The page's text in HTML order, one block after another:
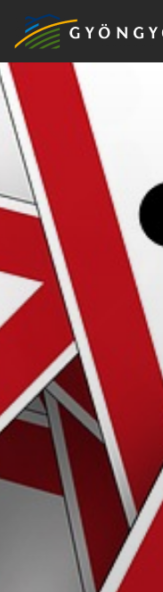
A
VÁROS
KIEMELT
LÁTVÁNYOSSÁGOK
GYÖNGYÖS
VÁROS
ÉRTÉKTÁRA
VÁROSUNKRÓL
LAKOSSÁGI
INFORMÁCIÓK
HASZNOS